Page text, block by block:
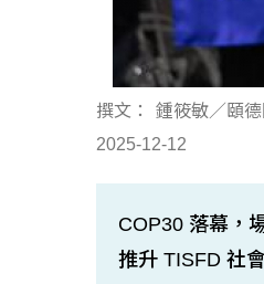
撰文： 鍾筱敏／頤
2025-12-12
COP30 落幕，
推升 TISFD 社